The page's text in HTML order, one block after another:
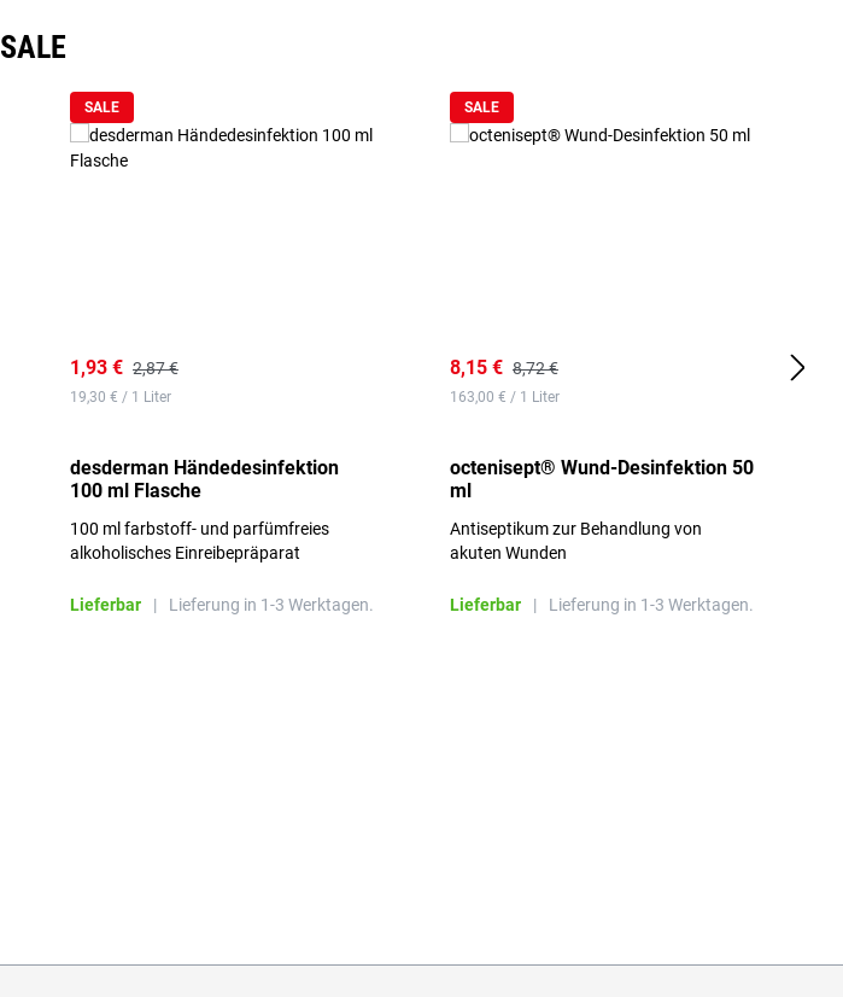
SALE
SALE
1,93 € 2,87 €
19,30 € / 1 Liter
desderman Händedesinfektion
100 ml Flasche
100 ml farbstoff- und parfümfreies
alkoholisches Einreibepräparat
Lieferbar | Lieferung in 1-3 Werktagen.
SALE
8,15 € 8,72 €
163,00 € / 1 Liter
octenisept® Wund-Desinfektion 50
ml
Antiseptikum zur Behandlung von
akuten Wunden
Lieferbar | Lieferung in 1-3 Werktagen.